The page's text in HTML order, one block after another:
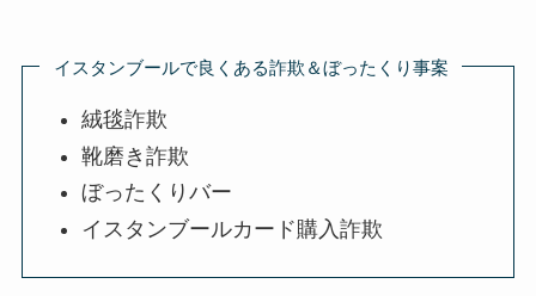
イスタンブールで良くある詐欺＆ぼったくり事案
絨毯詐欺
靴磨き詐欺
ぼったくりバー
イスタンブールカード購入詐欺